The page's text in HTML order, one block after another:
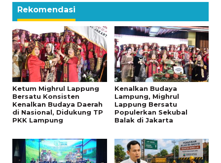
Rekomendasi
Ketum Mighrul Lappung
Bersatu Konsisten
Kenalkan Budaya Daerah
di Nasional, Didukung TP
PKK Lampung
Kenalkan Budaya
Lampung, Mighrul
Lappung Bersatu
Populerkan Sekubal
Balak di Jakarta